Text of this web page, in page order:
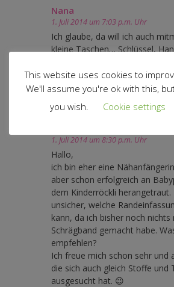
Nana
1. Juli 2014 um 7:03 p.m. Uhr
Ich glaube, da will ich auch
kleine Taschen… Schlüssel,
Nana
1. Juli 2014 um 8:30 p.m. Uhr
Hallo,
ich bin eher eine
aber schon erfolgreich an
dem Kinderröckli
unsicher, welche
kann, da ich bisher noch
Schrägband gemacht habe.
empfehlen?
Ich freue mich schon sehr und
die sich auch gleich Stoffe und
ausgesucht hat. 😉
This website uses cookies to
We'll assume you're ok with this,
you wish.
Cookie settings